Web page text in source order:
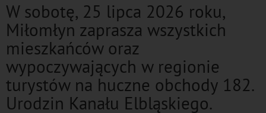
W sobotę, 25 lipca 2026 roku,
Miłomłyn zaprasza wszystkich
mieszkańców oraz
wypoczywających w regionie
turystów na huczne obchody 182.
Urodzin Kanału Elbląskiego.